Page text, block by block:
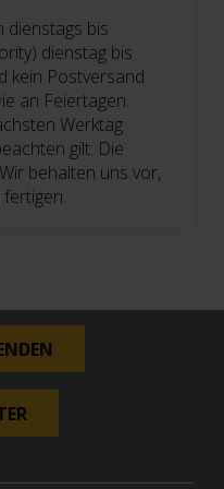
dienstags bis
dienstag bis
kein Postversand
an Feiertagen.
Werktag
gilt: Die
behalten uns vor,